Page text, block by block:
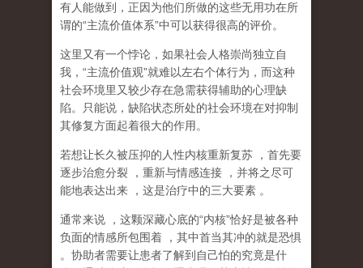
有人能做到，正因为他们所做的这些无用功在所
谓的“主流价值体系”中可以获得很高的评价。
这里又有一个悖论，如果社会人格崇尚独立自
我， “主流价值观”就难以左右个体行为，而这种
社会环境里又较少存在急需获得辅助的心理缺
陷。只能说， 缺陷状态所处的社会环境在对抑制
其修复方面起着很大的作用。
若想让长久被压抑的人性内核重新复苏
，首先要
逐步治愈分裂
，重新与情感连接
，并将之尽可
能地表达出来
，这是治疗中的三大要素 。
通常来说 ，这颗深藏心底的“内核”恰好是被各种
负面的情感所包围着
，其中首当其冲的就是恐惧
。协助者需要让患者了解到自己怕的究竟是什